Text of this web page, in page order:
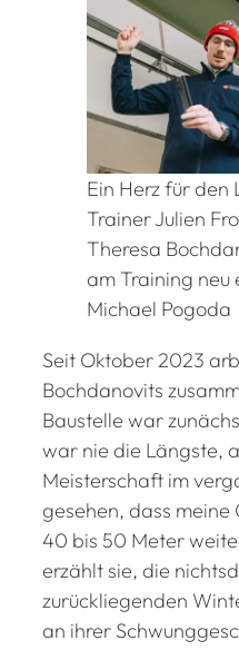
Ein Herz für den
Trainer Julien
Theresa
am Training neu
Michael Pogoda
Seit Oktober 2023
Bochdanovits
Baustelle war
war nie die Längste,
Meisterschaft im
gesehen, dass
40 bis 50 Meter
erzählt sie, die
zurückliegenden
an ihrer